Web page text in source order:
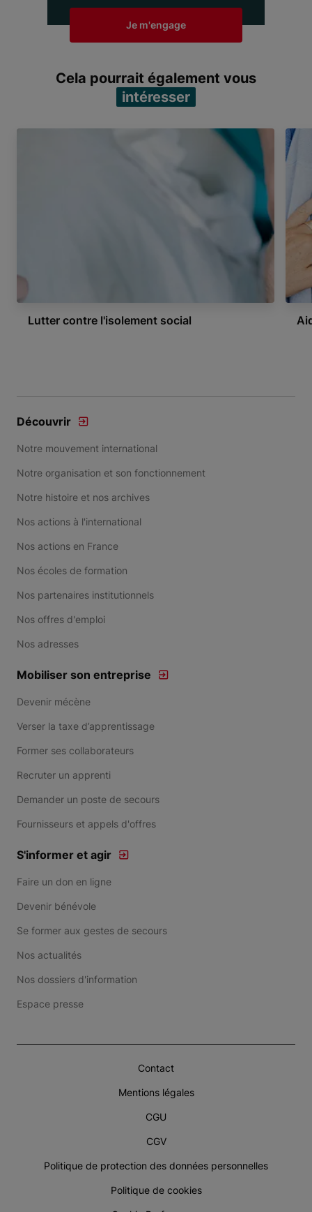
Je m'engage
Cela pourrait également vous
intéresser
Lutter contre l'isolement social
Découvrir
Notre mouvement international
Notre organisation et son fonctionnement
Notre histoire et nos archives
Nos actions à l'international
Nos actions en France
Nos écoles de formation
Nos partenaires institutionnels
Nos offres d'emploi
Nos adresses
Mobiliser son entreprise
Devenir mécène
Verser la taxe d’apprentissage
Former ses collaborateurs
Recruter un apprenti
Demander un poste de secours
Fournisseurs et appels d'offres
S'informer et agir
Faire un don en ligne
Devenir bénévole
Se former aux gestes de secours
Nos actualités
Nos dossiers d'information
Espace presse
Contact
Mentions légales
CGU
CGV
Politique de protection des données personnelles
Politique de cookies